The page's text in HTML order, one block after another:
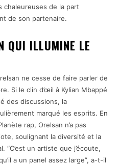
chaleureuses de la part
de son partenaire.
QUI ILLUMINE LE
ne cesse de faire parler de
Si le clin d’œil à Kylian Mbappé
des discussions, la
marqué les esprits. En
rap, Orelsan n’a pas
soulignant la diversité et la
un artiste que j’écoute,
a un panel assez large”, a-t-il